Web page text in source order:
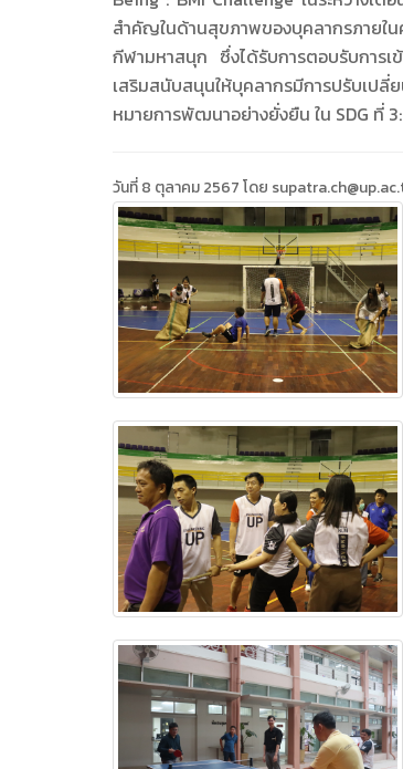
สำคัญในด้านสุขภาพของบุคลากรภายใ
กีฬามหาสนุก ซึ่งได้รับการตอบรับการเ
เสริมสนับสนุนให้บุคลากรมีการปรับเป
หมายการพัฒนาอย่างยั่งยืน ใน SDG ที่
วันที่ 8 ตุลาคม 2567 โดย